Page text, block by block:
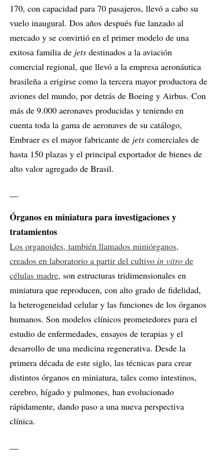
170, con capacidad para 70 pasajeros, llevó a cabo su
vuelo inaugural. Dos años después fue lanzado al
mercado y se convirtió en el primer modelo de una
exitosa familia de jets destinados a la aviación
comercial regional, que llevó a la empresa aeronáutica
brasileña a erigirse como la tercera mayor productora de
aviones del mundo, por detrás de Boeing y Airbus. Con
más de 9.000 aeronaves producidas y teniendo en
cuenta toda la gama de aeronaves de su catálogo,
Embraer es el mayor fabricante de jets comerciales de
hasta 150 plazas y el principal exportador de bienes de
alto valor agregado de Brasil.
Órganos en miniatura para investigaciones y
tratamientos
Los organoides, también llamados miniórganos,
creados en laboratorio a partir del cultivo in vitro de
células madre, son estructuras tridimensionales en
miniatura que reproducen, con alto grado de fidelidad,
la heterogeneidad celular y las funciones de los órganos
humanos. Son modelos clínicos prometedores para el
estudio de enfermedades, ensayos de terapias y el
desarrollo de una medicina regenerativa. Desde la
primera década de este siglo, las técnicas para crear
distintos órganos en miniatura, tales como intestinos,
cerebro, hígado y pulmones, han evolucionado
rápidamente, dando paso a una nueva perspectiva
clínica.